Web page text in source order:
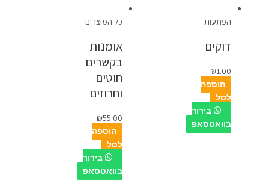
הפתעות
דוקים
₪1.00
הוספה
לסל
בירור
בוואטסאפ
כל המוצרים
אומנות
בקשרים
חוטים
וחרוזים
₪55.00
הוספה
לסל
בירור
בוואטסאפ